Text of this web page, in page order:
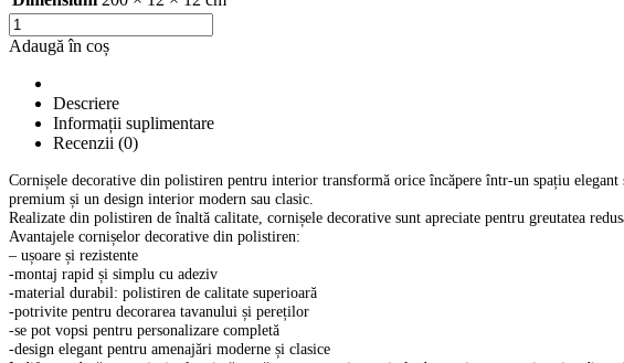
Cantitate
Cornișă
Decorativă
Polistiren
200x12x12cm
Adaugă în coș
Descriere
Informații suplimentare
Recenzii (0)
Cornișele decorative din polistiren pentru interior transformă orice încăpere într-un spațiu
premium și un design interior modern sau clasic.
Realizate din polistiren de înaltă calitate, cornișele decorative sunt apreciate pentru greutatea
Avantajele cornișelor decorative din polistiren:
– ușoare și rezistente
-montaj rapid și simplu cu adeziv
-material durabil: polistiren de calitate superioară
-potrivite pentru decorarea tavanului și pereților
-se pot vopsi pentru personalizare completă
-design elegant pentru amenajări moderne și clasice